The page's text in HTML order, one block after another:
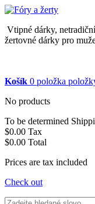
Vtipné dárky,
žertovné dárky pro
Košík 0 položka
No products
To be determined
$0.00 Tax
$0.00 Total
Prices are tax included
Check out